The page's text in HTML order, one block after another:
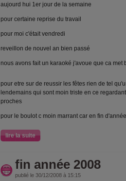
aujourd hui 1er jour de la semaine
pour certaine reprise du travail
pour moi c'était vendredi
reveillon de nouvel an bien passé
nous avons fait un karaoké j'avoue que ca met
pour etre sur de reussir les fêtes rien de tel
lendemains qui sont moin triste en ce
proches
pour le boulot c moin marrant car en fin
lire la suite
fin année 2008
publié le 30/12/2008 à 15:15